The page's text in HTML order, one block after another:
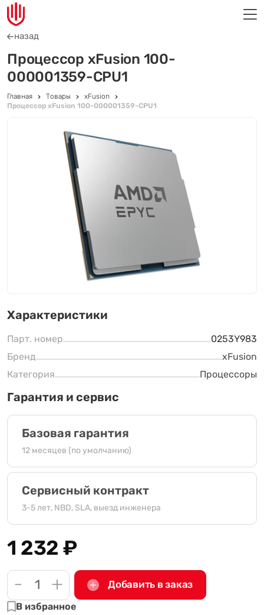
назад
Процессор xFusion 100-
000001359-CPU1
Главная Товары
xFusion
Процессор xFusion 100-000001359-CPU1
Характеристики
Парт. номер
0253Y983
Бренд
xFusion
Категория
Процессоры
Гарантия и сервис
Базовая гарантия
12 месяцев (по умолчанию)
Сервисный контракт
3-5 лет, NBD, SLA, выезд инженера
1 232₽
- + Добавить в заказ
В избранное